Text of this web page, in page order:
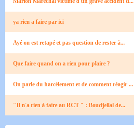
ya rien a faire par ici
Ayé on est retapé et pas question de rester à...
Que faire quand on a rien pour plaire ?
On parle du harcèlement et de comment réagir ...
"Il n'a rien à faire au RCT " : Boudjellal de...